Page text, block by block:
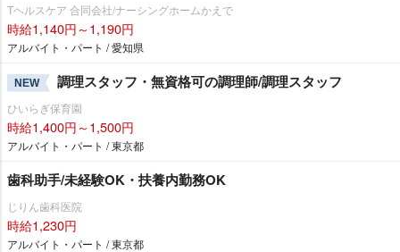
Tヘルスケア 合同会社/ナーシングホームかえで
時給1,140円～1,190円
アルバイト・パート / 愛知県
NEW 調理スタッフ・無資格可の調理師/調理スタッフ
ひいらぎ保育園
時給1,400円～1,500円
アルバイト・パート / 東京都
歯科助手/未経験OK・扶養内勤務OK
じりん歯科医院
時給1,230円
アルバイト・パート / 東京都